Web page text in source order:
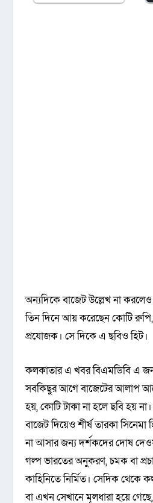
অন্যদিকে বাজেট উল্লেখ না করলেও
তিন দিনে আয় করেছেন কোটি
প্রযোজক। সে দিকে এ ছবিও হিট।
কলকাতার এ খবর বিএমডিবি এ
সবকিছুর আগে বাজেটের আলাপ
হয়, কোটি টাকা না হলে ছবি হয়
বাজেট দিয়েও শীর্ষ তারকা
না আসার জন্য দর্শকদের দোষ
গল্প ভারতের অনুকরণ, চমক বা
কাহিনিতে নির্মিত। সেদিক থেকে
বা এখন সেখানে মূলধারা হয়ে